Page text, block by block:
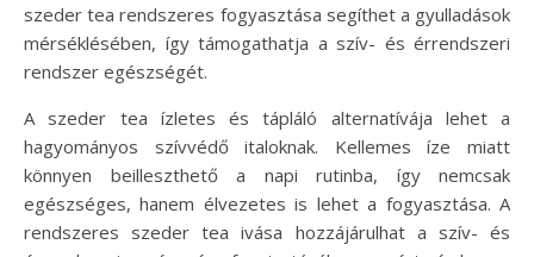
szeder tea rendszeres fogyasztása segíthet a gyulladások
mérséklésében, így támogathatja a szív- és érrendszeri
rendszer egészségét.
A szeder tea ízletes és tápláló alternatívája lehet a
hagyományos szívvédő italoknak. Kellemes íze miatt
könnyen beilleszthető a napi rutinba, így nemcsak
egészséges, hanem élvezetes is lehet a fogyasztása. A
rendszeres szeder tea ivása hozzájárulhat a szív- és